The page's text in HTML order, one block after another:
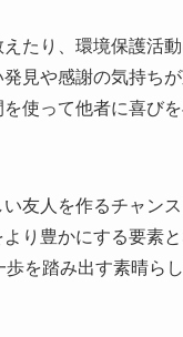
たり、環境保護活
見や感謝の気持ち
使って他者に喜び
友人を作るチャン
り豊かにする要素
を踏み出す素晴ら